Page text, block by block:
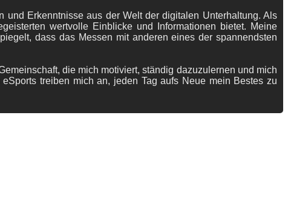
Erkenntnisse aus der Welt der digitalen Unterhaltung. Als
wertvolle Einblicke und Informationen bietet. Meine
dass das Messen mit anderen eines der spannendsten
die mich motiviert, ständig dazuzulernen und mich
treiben mich an, jeden Tag aufs Neue mein Bestes zu